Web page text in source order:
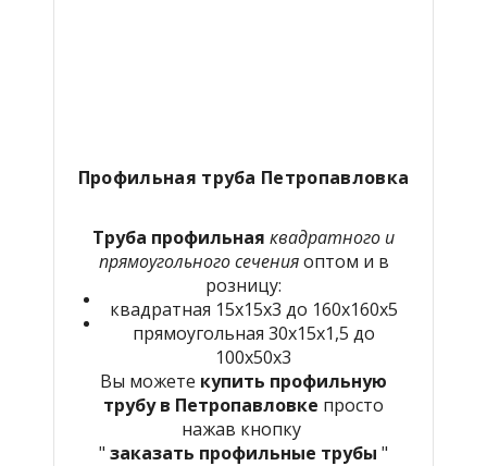
Профильная труба Петропавловка
Труба профильная квадратного и
прямоугольного сеченияоптом и в
розницу:
квадратная 15х15х3 до 160х160х5
прямоугольная 30х15х1,5 до
100х50х3
Вы можете купить профильную
трубу в Петропавловке просто
нажав кнопку
" заказать профильные трубы "